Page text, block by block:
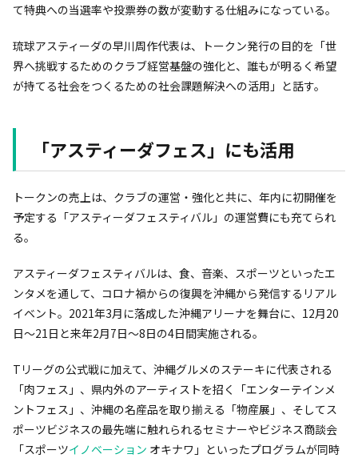
て特典への当選率や投票券の数が変動する仕組みになっている。
琉球アスティーダの早川周作代表は、トークン発行の目的を「世
界へ挑戦するためのクラブ経営基盤の強化と、誰もが明るく希望
が持てる社会をつくるための社会課題解決への活用」と話す。
「アスティーダフェス」にも活用
トークンの売上は、クラブの運営・強化と共に、年内に初開催を
予定する「アスティーダフェスティバル」の運営費にも充てられ
る。
アスティーダフェスティバルは、食、音楽、スポーツといったエ
ンタメを通して、コロナ禍からの復興を沖縄から発信するリアル
イベント。2021年3月に落成した沖縄アリーナを舞台に、12月20
日〜21日と来年2月7日〜8日の4日間実施される。
Tリーグの公式戦に加えて、沖縄グルメのステーキに代表される
「肉フェス」、県内外のアーティストを招く「エンターテインメ
ントフェス」、沖縄の名産品を取り揃える「物産展」、そしてス
ポーツビジネスの最先端に触れられるセミナーやビジネス商談会
「スポーツイノベーション オキナワ」といったプログラムが同時